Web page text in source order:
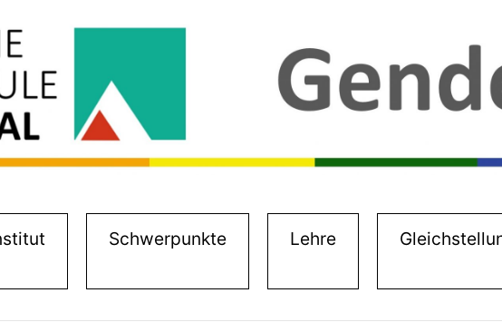
(current)Schwerpunkte Lehre